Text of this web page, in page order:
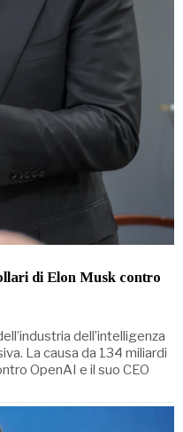
di Elon Musk contro
dell’intelligenza
La causa da 134 miliardi
OpenAI e il suo CEO